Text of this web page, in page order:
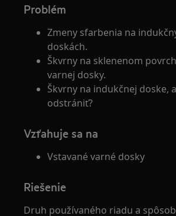
Problém
Zmeny sfarbenia na
doskách.
Škvrny na sklenenom
varnej dosky.
Škvrny na indukčnej doske,
odstrániť?
Vzťahuje sa na
Vstavané varné dosky
Riešenie
Druh používaného riadu a